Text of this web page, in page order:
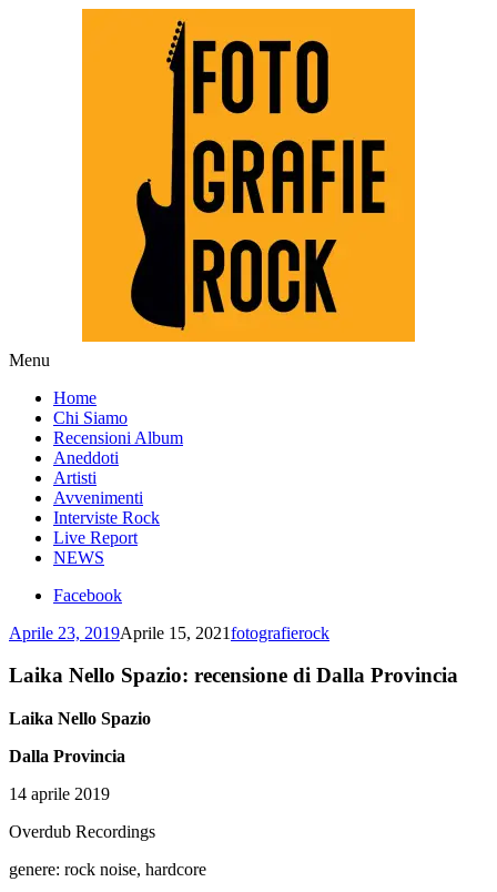
Fotografie ROCK
Menu
content
Home
Chi Siamo
Recensioni Album
Aneddoti
Artisti
Avvenimenti
Interviste Rock
Live Report
NEWS
Facebook
Aprile 23, 2019Aprile 15, 2021fotografierock
Laika Nello Spazio: recensione di Dalla Provincia
Laika Nello Spazio
Dalla Provincia
14 aprile 2019
Overdub Recordings
genere: rock noise, hardcore